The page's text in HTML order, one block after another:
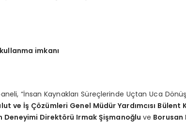
imkanı
“İnsan Kaynakları Süreçlerinde Uçtan Uca
ve İş Çözümleri Genel Müdür Yardımcısı Bülent
Deneyimi Direktörü Irmak Şişmanoğluve Borusan